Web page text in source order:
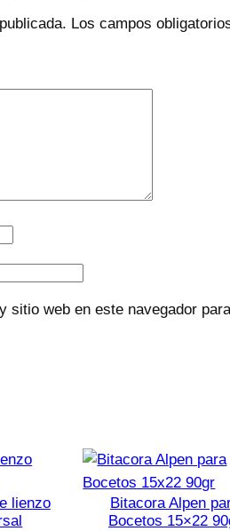
Los campos
sitio web en este navegador
lienzo
Bitacora Alpen
Bocetos 15×22